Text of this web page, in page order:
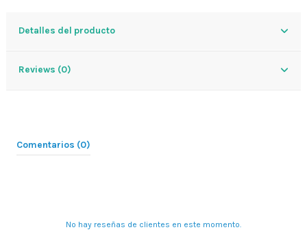
Detalles del producto
Reviews (0)
Comentarios (0)
No hay reseñas de clientes en este momento.